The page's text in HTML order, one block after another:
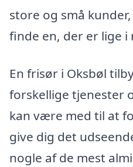
store og små
finde en, der er lige
En frisør i Oksbøl
forskellige tjenester
kan være med til at
give dig det
nogle af de mest